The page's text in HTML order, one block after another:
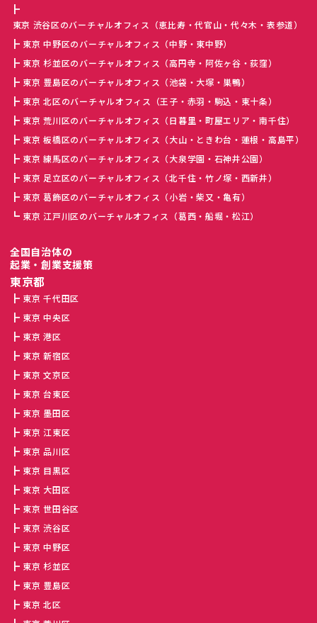
東京 渋谷区のバーチャルオフィス（恵比寿・代官山・代々木・表参道）
東京 中野区のバーチャルオフィス（中野・東中野）
東京 杉並区のバーチャルオフィス（高円寺・阿佐ヶ谷・荻窪）
東京 豊島区のバーチャルオフィス（池袋・大塚・巣鴨）
東京 北区のバーチャルオフィス（王子・赤羽・駒込・東十条）
東京 荒川区のバーチャルオフィス（日暮里・町屋エリア・南千住）
東京 板橋区のバーチャルオフィス（大山・ときわ台・蓮根・高島平）
東京 練馬区のバーチャルオフィス（大泉学園・石神井公園）
東京 足立区のバーチャルオフィス（北千住・竹ノ塚・西新井）
東京 葛飾区のバーチャルオフィス（小岩・柴又・亀有）
東京 江戸川区のバーチャルオフィス（葛西・船堀・松江）
全国自治体の
起業・創業支援策
東京都
東京 千代田区
東京 中央区
東京 港区
東京 新宿区
東京 文京区
東京 台東区
東京 墨田区
東京 江東区
東京 品川区
東京 目黒区
東京 大田区
東京 世田谷区
東京 渋谷区
東京 中野区
東京 杉並区
東京 豊島区
東京 北区